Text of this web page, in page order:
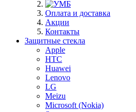
Оплата и доставка
Акции
Контакты
Защитные стекла
Apple
HTC
Huawei
Lenovo
LG
Meizu
Microsoft (Nokia)